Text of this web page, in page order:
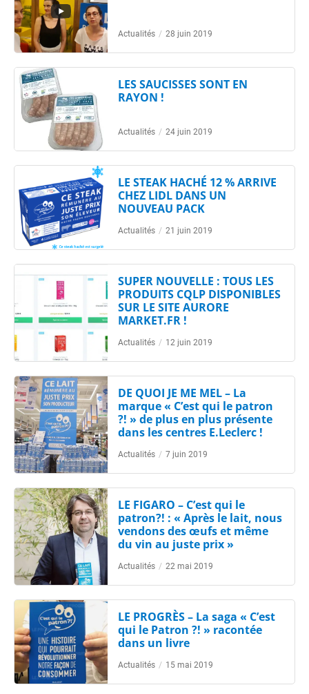
Actualités / 28 juin 2019
LES SAUCISSES SONT EN
RAYON !
Actualités / 24 juin 2019
LE STEAK HACHÉ 12 % ARRIVE
CHEZ LIDL DANS UN
NOUVEAU PACK
Actualités / 21 juin 2019
SUPER NOUVELLE : TOUS LES
PRODUITS CQLP DISPONIBLES
SUR LE SITE AURORE
MARKET.FR !
Actualités / 12 juin 2019
DE QUOI JE ME MEL – La
marque « C’est qui le patron
?! » de plus en plus présente
dans les centres E.Leclerc !
Actualités / 7 juin 2019
LE FIGARO – C’est qui le
patron?! : « Après le lait, nous
vendons des œufs et même
du vin au juste prix »
Actualités / 22 mai 2019
LE PROGRÈS – La saga « C’est
qui le Patron ?! » racontée
dans un livre
Actualités / 15 mai 2019